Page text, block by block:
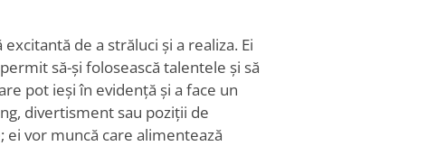
de a străluci și a realiza. Ei
să-și folosească talentele și să
pot ieși în evidență și a face un
divertisment sau poziții de
ei vor muncă care alimentează